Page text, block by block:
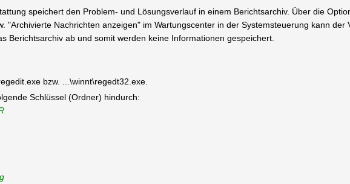
speichert den Problem- und Lösungsverlauf in einem Berichtsarchiv. Über die
"Archivierte Nachrichten anzeigen" im Wartungscenter in der Systemsteuerung kann
Berichtsarchiv ab und somit werden keine Informationen gespeichert.
bzw. ...\winnt\regedt32.exe.
Schlüssel (Ordner) hindurch: